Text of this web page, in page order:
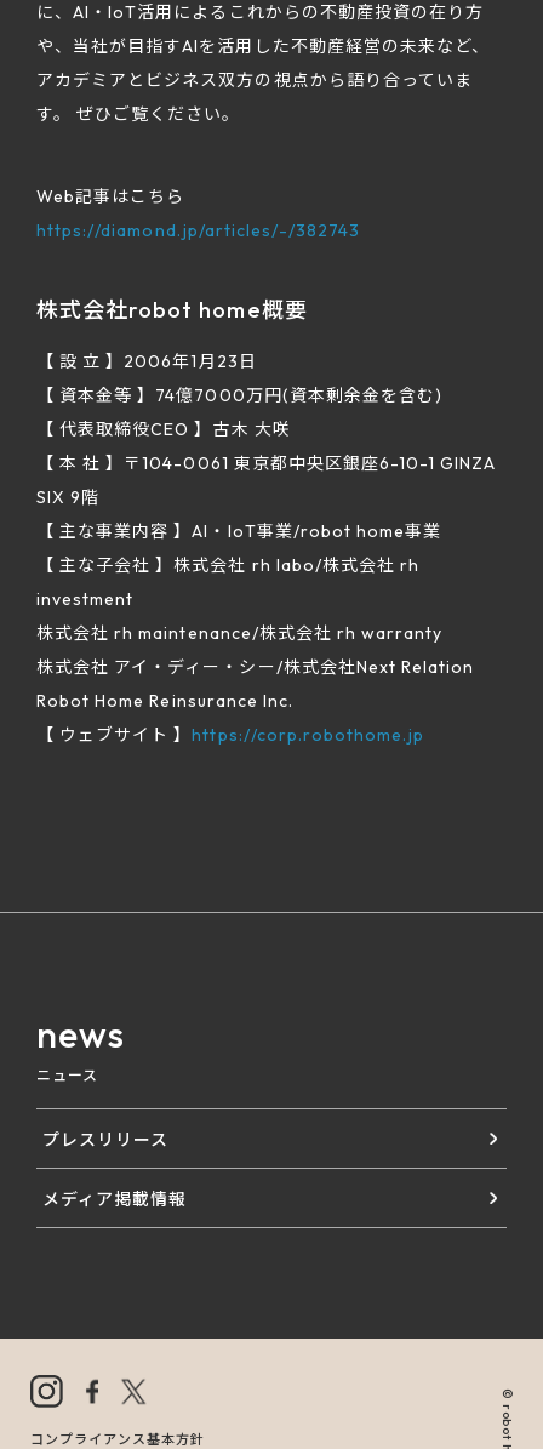
に、AI・IoT活用によるこれからの不動産投資の在り方
や、当社が目指すAIを活用した不動産経営の未来など、
アカデミアとビジネス双方の視点から語り合っていま
す。 ぜひご覧ください。
Web記事はこちら
https://diamond.jp/articles/-/382743
株式会社robot home概要
【 設 立 】2006年1月23日
【 資本金等 】74億7000万円(資本剰余金を含む)
【 代表取締役CEO 】古木 大咲
【 本 社 】〒104-0061 東京都中央区銀座6-10-1 GINZA
SIX 9階
【 主な事業内容 】AI・IoT事業/robot home事業
【 主な子会社 】株式会社 rh labo/株式会社 rh
investment
株式会社 rh maintenance/株式会社 rh warranty
株式会社 アイ・ディー・シー/株式会社Next Relation
Robot Home Reinsurance Inc.
【 ウェブサイト 】https://corp.robothome.jp
news
ニュース
プレスリリース
メディア掲載情報
コンプライアンス基本方針